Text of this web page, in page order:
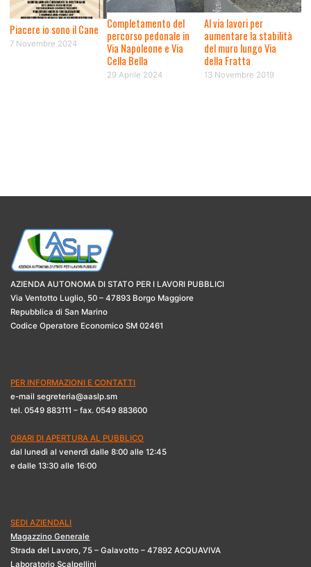
Piacere io sono il Cane
7 Novembre 2024
Completamento del
percorso pedonale in
Via Napoleone e Via
Cella Bella
29 Aprile 2024
Al via lavori per
aumentare la stabilità
del muro lungo Via
della Fratta
13 Novembre 2019
AZIENDA AUTONOMA DI STATO PER I LAVORI PUBBLICI
Via Ventotto Luglio, 50 – 47893 Borgo Maggiore
Repubblica di San Marino
Codice Operatore Economico SM 02461
PER INFORMAZIONI E CONTATTI
e-mail segreteria@aaslp.sm
tel. 0549 883111 – fax. 0549 883600
ORARI DI APERTURA AL PUBBLICO
dal lunedì al venerdì dalle 8:00 alle 12:45
e dalle 13:30 alle 16:00
SEDI AZIENDALI
Magazzino Generale
Strada del Lavoro, 75 – Galavotto – 47892 ACQUAVIVA
Laboratorio Scalpellini